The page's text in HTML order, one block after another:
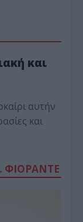
και
αυτήν
και